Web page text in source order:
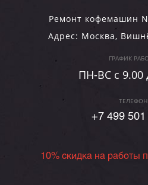
Ремонт кофемашин
Адрес: Москва,
ГРАФИК
ПН-ВC c 9.00
ТЕЛЕФОН
+7 499 501
10% скидка на работы